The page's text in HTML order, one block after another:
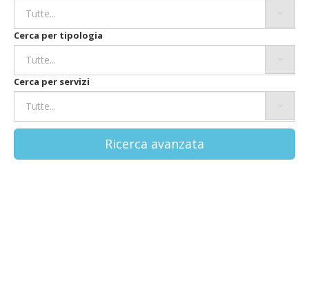
Cerca per tipologia
Cerca per servizi
Ricerca avanzata